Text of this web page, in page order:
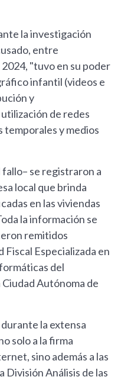
la investigación
entre
"tuvo en su poder
infantil (videos e
y
de redes
temporales y medios
se registraron a
local que brinda
en las viviendas
la información se
remitidos
Especializada en
del
Autónoma de
la extensa
solo a la firma
sino además a las
División Análisis de las